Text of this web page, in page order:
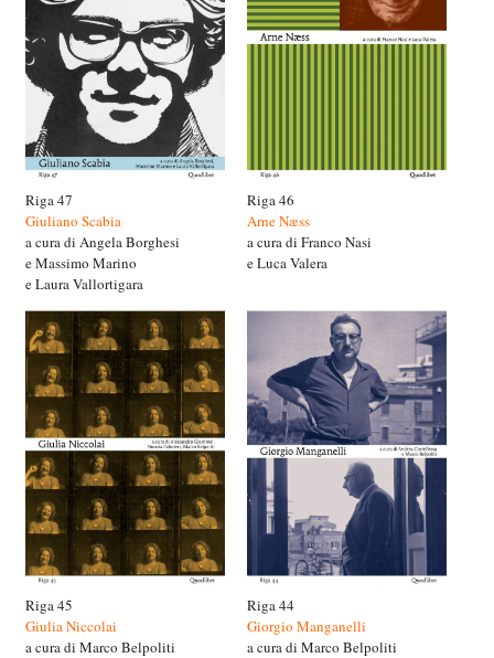
Riga 47
Giuliano Scabia
a cura di Angela Borghesi
e Massimo Marino
e Laura Vallortigara
Riga 46
Arne Næss
a cura di Franco Nasi
e Luca Valera
Riga 45
Giulia Niccolai
a cura di Marco Belpoliti
Riga 44
Giorgio Manganelli
a cura di Marco Belpoliti